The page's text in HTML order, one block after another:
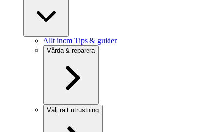
Allt inom Tips & guider
Vårda & reparera
Välj rätt utrustning